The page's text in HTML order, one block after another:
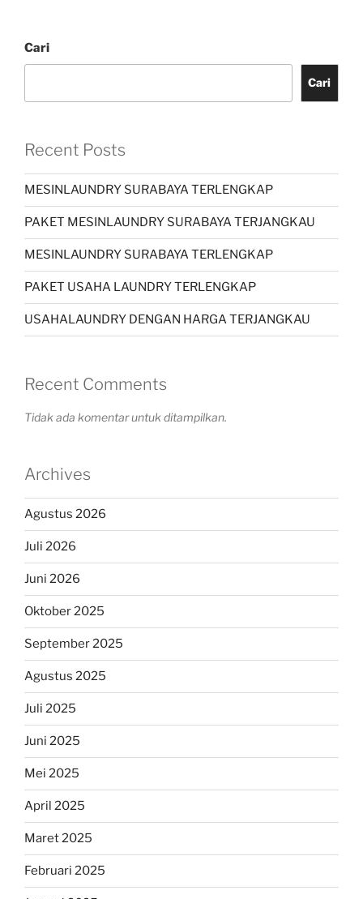
Cari
Cari
Recent Posts
MESINLAUNDRY SURABAYA TERLENGKAP
PAKET MESINLAUNDRY SURABAYA TERJANGKAU
MESINLAUNDRY SURABAYA TERLENGKAP
PAKET USAHA LAUNDRY TERLENGKAP
USAHALAUNDRY DENGAN HARGA TERJANGKAU
Recent Comments
Tidak ada komentar untuk ditampilkan.
Archives
Agustus 2026
Juli 2026
Juni 2026
Oktober 2025
September 2025
Agustus 2025
Juli 2025
Juni 2025
Mei 2025
April 2025
Maret 2025
Februari 2025